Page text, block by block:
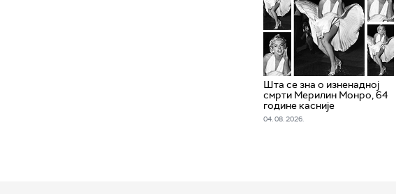
Шта се зна о изненадној
смрти Мерилин Монро, 64
године касније
04. 08. 2026.